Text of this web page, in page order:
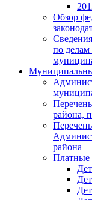
Обзор
по
района,
района
Платные